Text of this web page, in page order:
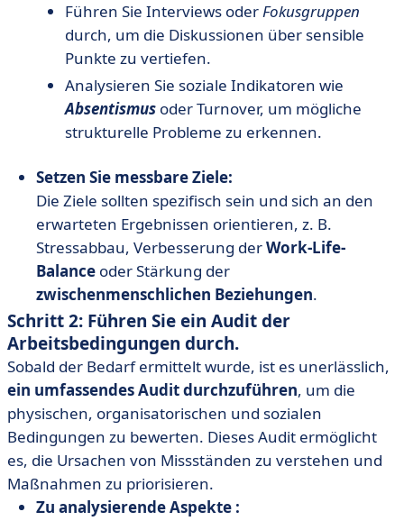
Führen Sie Interviews oderFokusgruppen
durch, um die Diskussionen über sensible
Punkte zu vertiefen.
Analysieren Sie soziale Indikatoren wie
Absentismus oder Turnover, um mögliche
strukturelle Probleme zu erkennen.
Setzen Sie messbare Ziele:
Die Ziele sollten spezifisch sein und sich an den
erwarteten Ergebnissen orientieren, z. B.
Stressabbau, Verbesserung derWork-Life-
Balance oder Stärkung der
zwischenmenschlichen Beziehungen.
Schritt 2: Führen Sie ein Audit der
Arbeitsbedingungen durch.
Sobald der Bedarf ermittelt wurde, ist es unerlässlich,
ein umfassendes Audit durchzuführen, um die
physischen, organisatorischen und sozialen
Bedingungen zu bewerten. Dieses Audit ermöglicht
es, die Ursachen von Missständen zu verstehen und
Maßnahmen zu priorisieren.
Zu analysierende Aspekte :